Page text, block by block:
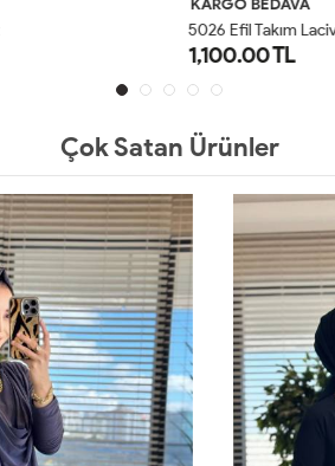
KARGO BEDAVA
5026 Efil Takım
1,100.00 TL
Çok Satan Ürünler